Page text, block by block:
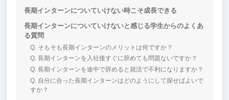
長期インターンについていけない時こそ成長できる
長期インターンについていけないと感じる学生からのよくあ
る質問
Q. そもそも長期インターンのメリットは何ですか？
Q. 長期インターンを入社後すぐに辞めても問題ないですか？
Q. 長期インターンを途中で辞めると就活で不利になりますか？
Q. 自分に合った長期インターンはどのようにして探せばよいで
すか？